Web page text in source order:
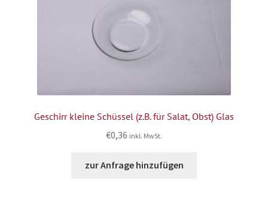
Geschirr kleine Schüssel (z.B. für Salat, Obst) Glas
€0,36 inkl. MwSt.
zur Anfrage hinzufügen